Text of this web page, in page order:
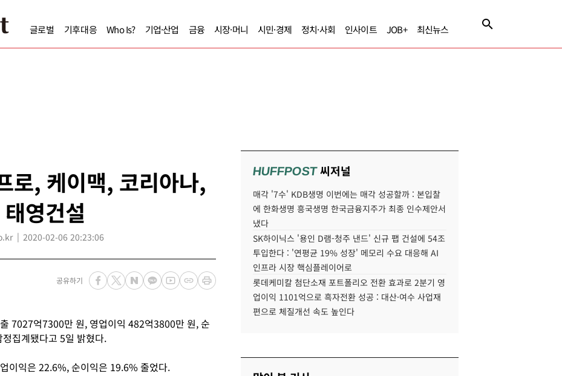
글로벌 기후대응 Who Is? 기업·산업 금융 시장·머니 시민·경제 정치·사회 인사이트 JOB+ 최신뉴스
로, 케이맥, 코리아나,
영건설
2020-02-06 20:23:06
공유하기
7027억7300만 원, 영업이익 482억3800만 원, 순
집계됐다고 5일 밝혔다.
이익은 22.6%, 순이익은 19.6% 줄었다.
HUFFPOST씨저널
매각 '7수' KDB생명 이번에는 매각 성공할까 : 본입찰
에 한화생명 흥국생명 한국금융지주가 최종 인수제안서
냈다
SK하이닉스 '용인 D램-청주 낸드' 신규 팹 건설에 54조
투입한다 : '연평균 19% 성장' 메모리 수요 대응해 AI
인프라 시장 핵심플레이어로
롯데케미칼 첨단소재 포트폴리오 전환 효과로 2분기 영
업이익 1101억으로 흑자전환 성공 : 대산·여수 사업재
편으로 체질개선 속도 높인다